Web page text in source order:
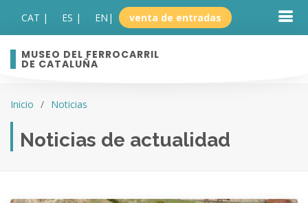
CAT | ES | EN | venta de entradas
MUSEO DEL FERROCARRIL
DE CATALUÑA
Inicio Noticias
Noticias de actualidad